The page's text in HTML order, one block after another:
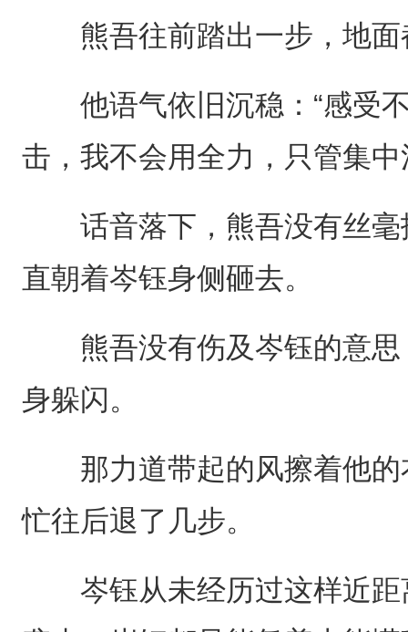
熊吾往前踏出一步，地面
他语气依旧沉稳：“感受不
击，我不会用全力，只管集中
话音落下，熊吾没有丝毫
直朝着岑钰身侧砸去。
熊吾没有伤及岑钰的意思
身躲闪。
那力道带起的风擦着他的
忙往后退了几步。
岑钰从未经历过这样近距